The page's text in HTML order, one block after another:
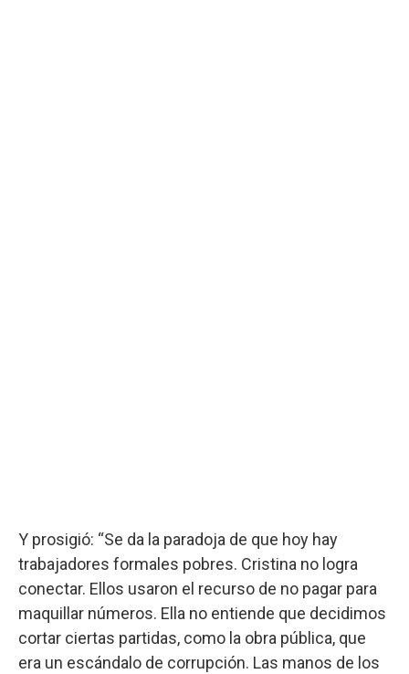
Y prosigió: “Se da la paradoja de que hoy hay
trabajadores formales pobres. Cristina no logra
conectar. Ellos usaron el recurso de no pagar para
maquillar números. Ella no entiende que decidimos
cortar ciertas partidas, como la obra pública, que
era un escándalo de corrupción. Las manos de los